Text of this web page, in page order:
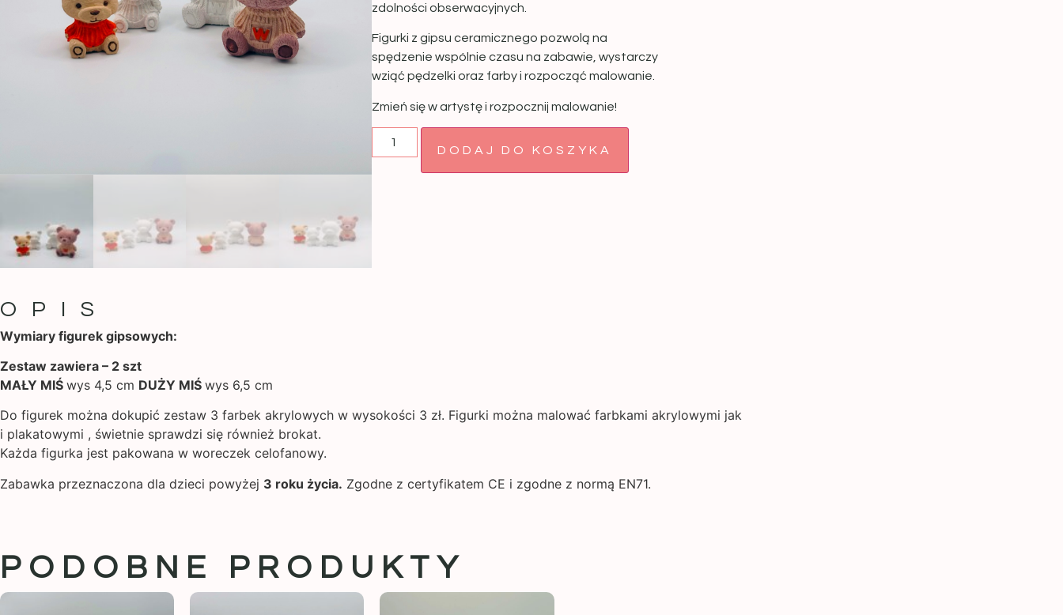
zdolności obserwacyjnych.
Figurki z gipsu ceramicznego pozwolą na
spędzenie wspólnie czasu na zabawie, wystarczy
wziąć pędzelki oraz farby i rozpocząć malowanie.
Zmień się w artystę i rozpocznij malowanie!
DODAJ DO KOSZYKA
OPIS
Wymiary figurek gipsowych:
Zestaw zawiera – 2 szt
MAŁY MIŚ wys 4,5 cm DUŻY MIŚ wys 6,5 cm
Do figurek można dokupić zestaw 3 farbek akrylowych w wysokości 3 zł. Figurki można malować farbkami akrylowymi jak
i plakatowymi , świetnie sprawdzi się również brokat.
Każda figurka jest pakowana w woreczek celofanowy.
Zabawka przeznaczona dla dzieci powyżej 3 roku życia. Zgodne z certyfikatem CE i zgodne z normą EN71.
PODOBNE PRODUKTY